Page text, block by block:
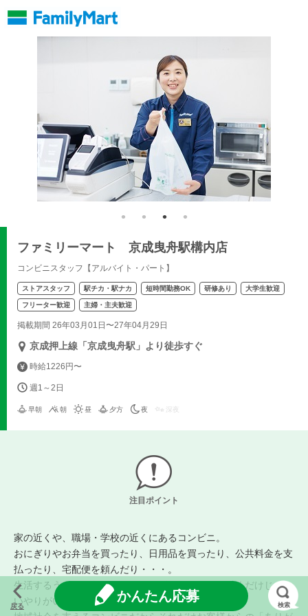
ファミリーマート 京成曳舟駅構内店
コンビニスタッフ【アルバイト・パート】
ストアスタッフ 駅チカ・駅ナカ 短時間勤務OK 研修あり 大学生歓迎
フリーター歓迎 主婦・主夫歓迎
掲載期間 26年03月01日〜27年04月29日
京成押上線「京成曳舟駅」より徒歩すぐ
時給1226円〜
週1～2日
早朝 朝 昼 夕方 夜 深夜
注目ポイント
家の近くや、職場・学校の近くにあるコンビニ。
おにぎりやお弁当を買ったり、日用品を買ったり、公共料金を支
払ったり、宅配便を頼んだり・・・。
生活するうえで、欠かせないコンビニなら、ただ働くだけじゃな
いやりがいもたくさんあります。
戻る
かんたん応募
検索